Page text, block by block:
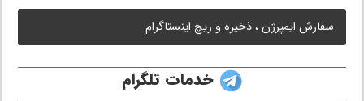
سفارش ایمپرژن ، ذخیره و ریچ اینستاگرام
خدمات تلگرام